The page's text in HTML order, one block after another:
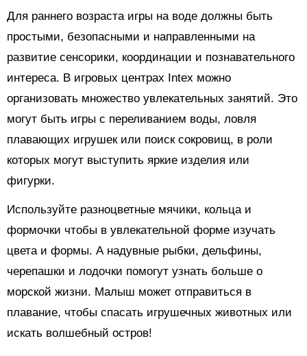
Для раннего возраста игры на воде должны быть
простыми, безопасными и направленными на
развитие сенсорики, координации и познавательного
интереса. В игровых центрах Intex можно
организовать множество увлекательных занятий. Это
могут быть игры с переливанием воды, ловля
плавающих игрушек или поиск сокровищ, в роли
которых могут выступить яркие изделия или
фигурки.
Используйте разноцветные мячики, кольца и
формочки чтобы в увлекательной форме изучать
цвета и формы. А надувные рыбки, дельфины,
черепашки и лодочки помогут узнать больше о
морской жизни. Малыш может отправиться в
плавание, чтобы спасать игрушечных животных или
искать волшебный остров!